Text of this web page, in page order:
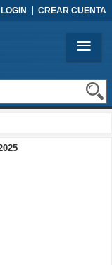
LOGIN CREAR CUENTA